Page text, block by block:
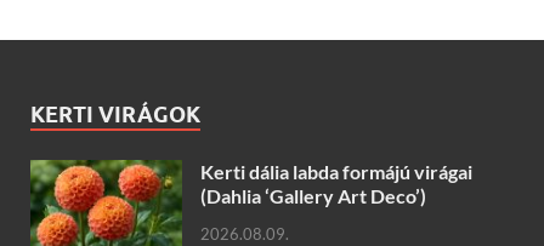
KERTI VIRÁGOK
Kerti dália labda formájú virágai
(Dahlia ‘Gallery Art Deco’)
2026.08.09.